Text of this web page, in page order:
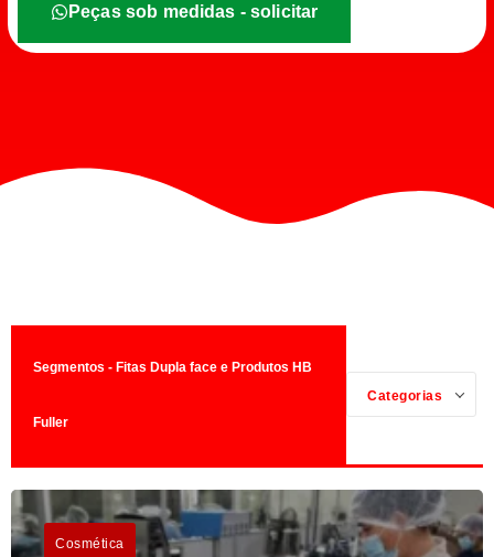
Peças sob medidas - solicitar
Segmentos - Fitas Dupla face e Produtos HB
Fuller
Categorias
Cosmética